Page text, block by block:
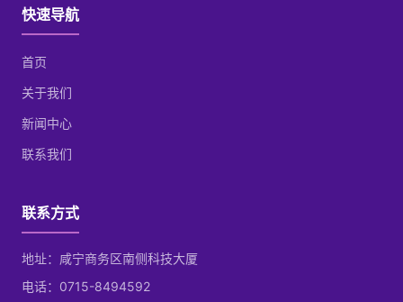
快速导航
首页
关于我们
新闻中心
联系我们
联系方式
地址：咸宁商务区南侧科技大厦
电话：0715-8494592